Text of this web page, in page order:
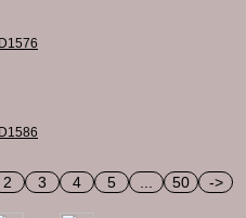
2 3 4 5 50 ->